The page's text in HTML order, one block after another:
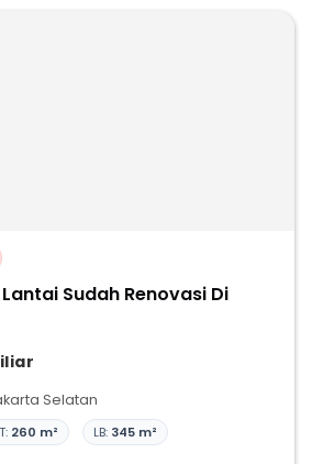
Sudah Renovasi Di
Selatan
260 m² LB: 345 m²